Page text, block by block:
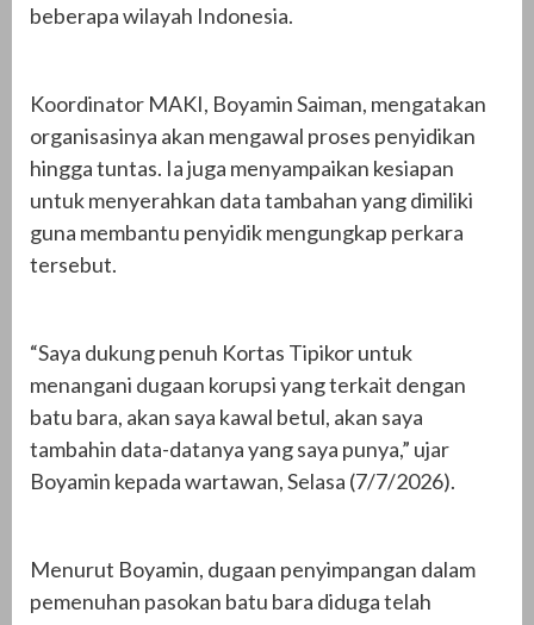
beberapa wilayah Indonesia.
Koordinator MAKI, Boyamin Saiman, mengatakan
organisasinya akan mengawal proses penyidikan
hingga tuntas. Ia juga menyampaikan kesiapan
untuk menyerahkan data tambahan yang dimiliki
guna membantu penyidik mengungkap perkara
tersebut.
“Saya dukung penuh Kortas Tipikor untuk
menangani dugaan korupsi yang terkait dengan
batu bara, akan saya kawal betul, akan saya
tambahin data-datanya yang saya punya,” ujar
Boyamin kepada wartawan, Selasa (7/7/2026).
Menurut Boyamin, dugaan penyimpangan dalam
pemenuhan pasokan batu bara diduga telah